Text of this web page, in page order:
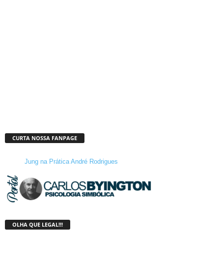
CURTA NOSSA FANPAGE
Jung na Prática André Rodrigues
OLHA QUE LEGAL!!!